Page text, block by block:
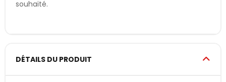
souhaité.
DÉTAILS DU PRODUIT